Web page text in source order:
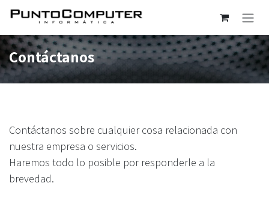
Ir al contenido
Contáctanos
Contáctanos sobre cualquier cosa relacionada con
nuestra empresa o servicios.
Haremos todo lo posible por responderle a la
brevedad.